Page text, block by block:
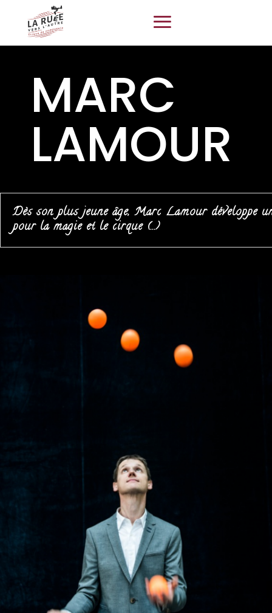
MARC
LAMOUR
Dès son plus jeune âge, Marc Lamour développe
pour la magie et le cirque (...)